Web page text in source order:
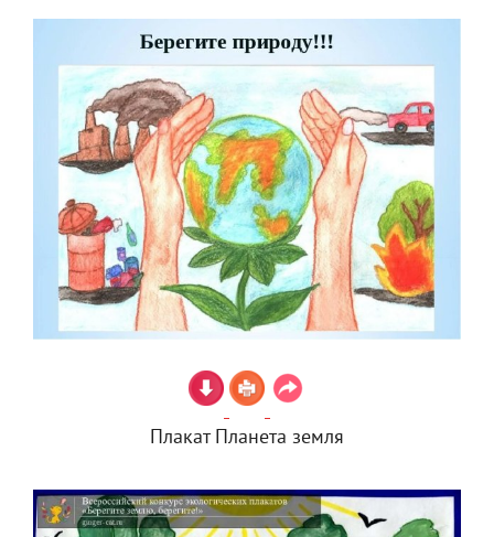
Плакат Планета земля